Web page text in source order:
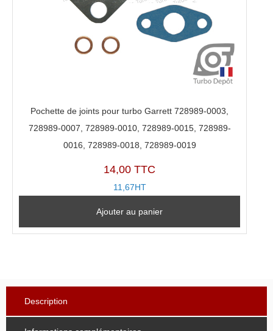
Pochette de joints pour turbo Garrett 728989-0003,
728989-0007, 728989-0010, 728989-0015, 728989-
0016, 728989-0018, 728989-0019
14,00 TTC
11,67HT
Ajouter au panier
Description